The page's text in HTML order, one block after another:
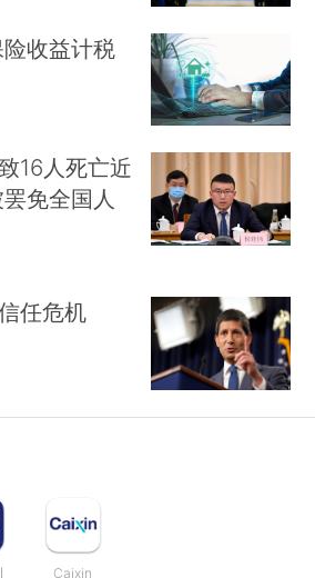
收益计税
16人死亡近
免全国人
任危机
Caixin